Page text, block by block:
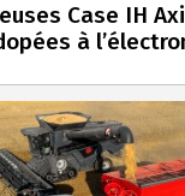
Case IH
à